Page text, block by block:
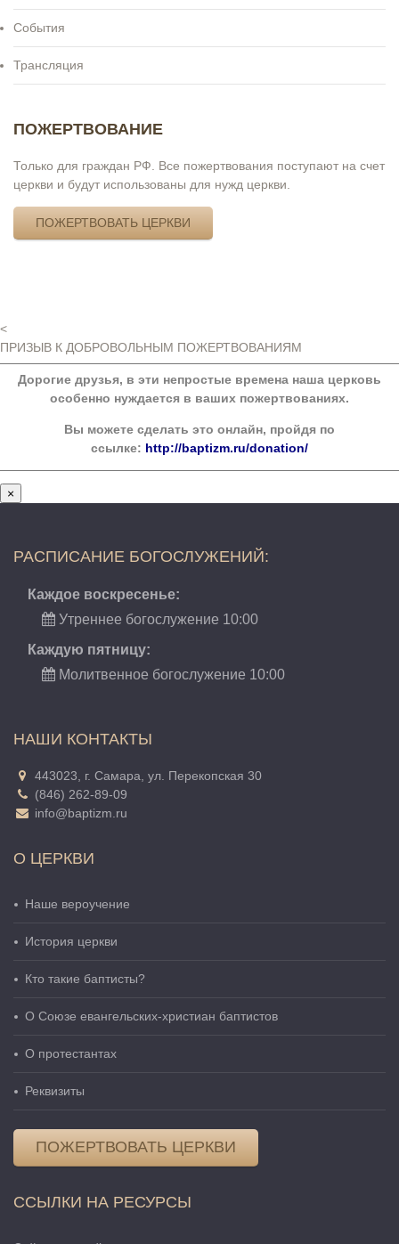
События
Трансляция
ПОЖЕРТВОВАНИЕ
Только для граждан РФ. Все пожертвования поступают на счет
церкви и будут использованы для нужд церкви.
ПОЖЕРТВОВАТЬ ЦЕРКВИ
<
ПРИЗЫВ К ДОБРОВОЛЬНЫМ ПОЖЕРТВОВАНИЯМ
Дорогие друзья, в эти непростые времена наша церковь
особенно нуждается в ваших пожертвованиях.
Вы можете сделать это онлайн, пройдя по
ссылке: http://baptizm.ru/donation/
×
РАСПИСАНИЕ БОГОСЛУЖЕНИЙ:
Каждое воскресенье:
Утреннее богослужение 10:00
Каждую пятницу:
Молитвенное богослужение 10:00
НАШИ КОНТАКТЫ
443023, г. Самара, ул. Перекопская 30
(846) 262-89-09
info@baptizm.ru
О ЦЕРКВИ
Наше вероучение
История церкви
Кто такие баптисты?
О Cоюзе евангельских-христиан баптистов
О протестантах
Реквизиты
ПОЖЕРТВОВАТЬ ЦЕРКВИ
ССЫЛКИ НА РЕСУРСЫ